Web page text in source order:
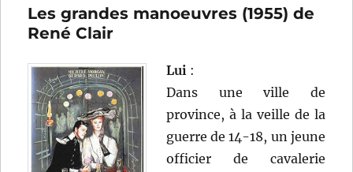
l’article
Les grandes manoeuvres (1955) de
René Clair
Lui :
Dans une ville de
province, à la veille de la
guerre de 14-18, un jeune
officier de cavalerie